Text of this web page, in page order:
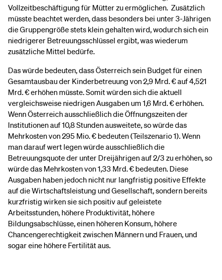
Vollzeitbeschäftigung für Mütter zu ermöglichen. Zusätzlich
müsste beachtet werden, dass besonders bei unter 3-Jährigen
die Gruppengröße stets klein gehalten wird, wodurch sich ein
niedrigerer Betreuungsschlüssel ergibt, was wiederum
zusätzliche Mittel bedürfe.
Das würde bedeuten, dass Österreich sein Budget für einen
Gesamtausbau der Kinderbetreuung von 2,9 Mrd. € auf 4,521
Mrd. € erhöhen müsste. Somit würden sich die aktuell
vergleichsweise niedrigen Ausgaben um 1,6 Mrd. € erhöhen.
Wenn Österreich ausschließlich die Öffnungszeiten der
Institutionen auf 10,8 Stunden ausweitete, so würde das
Mehrkosten von 295 Mio. € bedeuten (Teilszenario 1). Wenn
man darauf wert legen würde ausschließlich die
Betreuungsquote der unter Dreijährigen auf 2/3 zu erhöhen, so
würde das Mehrkosten von 1,33 Mrd. € bedeuten. Diese
Ausgaben haben jedoch nicht nur langfristig positive Effekte
auf die Wirtschaftsleistung und Gesellschaft, sondern bereits
kurzfristig wirken sie sich positiv auf geleistete
Arbeitsstunden, höhere Produktivität, höhere
Bildungsabschlüsse, einen höheren Konsum, höhere
Chancengerechtigkeit zwischen Männern und Frauen, und
sogar eine höhere Fertilität aus.